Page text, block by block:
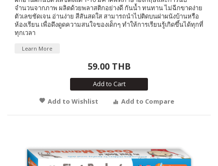
จำนวนจากภาพ ผลิตด้วยพลาสติกอย่างดี กันน้ำ ทนทาน ไม่ฉีกขาดง่าย
ตัวเลขชัดเจน อ่านง่าย สีสันสดใส สามารถนำไปติดบนฝาผนังบ้านหรือ
ห้องเรียน เพื่อดึงดูดความสนใจของเด็กๆ ทำให้การเรียนรู้เกิดขึ้นได้ทุกที่
ทุกเวลา
Learn More
59.00 THB
Add to Cart
Add to Wishlist
Add to Compare